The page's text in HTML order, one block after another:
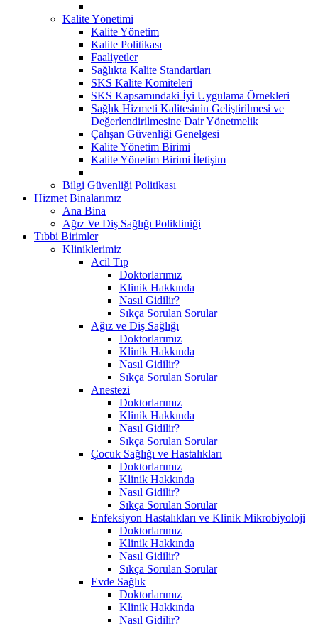
Kalite Yönetimi
Kalite Yönetim
Kalite Politikası
Faaliyetler
Sağlıkta Kalite Standartları
SKS Kalite Komiteleri
SKS Kapsamındaki İyi Uygulama Örnekleri
Sağlık Hizmeti Kalitesinin Geliştirilmesi ve
Değerlendirilmesine Dair Yönetmelik
Çalışan Güvenliği Genelgesi
Kalite Yönetim Birimi
Kalite Yönetim Birimi İletişim
Bilgi Güvenliği Politikası
Hizmet Binalarımız
Ana Bina
Ağız Ve Diş Sağlığı Polikliniği
Tıbbi Birimler
Kliniklerimiz
Acil Tıp
Doktorlarımız
Klinik Hakkında
Nasıl Gidilir?
Sıkça Sorulan Sorular
Ağız ve Diş Sağlığı
Doktorlarımız
Klinik Hakkında
Nasıl Gidilir?
Sıkça Sorulan Sorular
Anestezi
Doktorlarımız
Klinik Hakkında
Nasıl Gidilir?
Sıkça Sorulan Sorular
Çocuk Sağlığı ve Hastalıkları
Doktorlarımız
Klinik Hakkında
Nasıl Gidilir?
Sıkça Sorulan Sorular
Enfeksiyon Hastalıkları ve Klinik Mikrobiyoloji
Doktorlarımız
Klinik Hakkında
Nasıl Gidilir?
Sıkça Sorulan Sorular
Evde Sağlık
Doktorlarımız
Klinik Hakkında
Nasıl Gidilir?